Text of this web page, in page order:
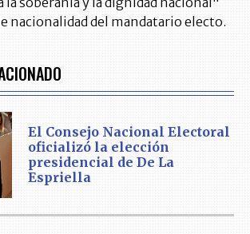
nacionalidad del mandatario electo.
El Consejo Nacional Electoral
oficializó la elección
presidencial de De La
Espriella